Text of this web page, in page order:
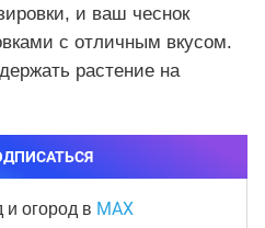
и ваш чеснок
с отличным вкусом.
растение на
и огород в MAX